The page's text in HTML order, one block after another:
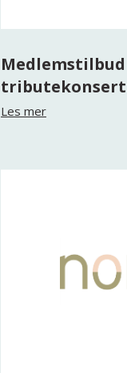
tributekonsert
Les mer